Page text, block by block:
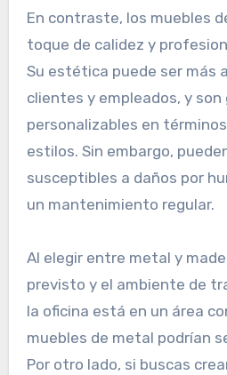
En contraste, los muebles
toque de calidez y
Su estética puede ser más
clientes y empleados, y
personalizables en
estilos. Sin embargo,
susceptibles a daños por
un mantenimiento regular.
Al elegir entre metal y
previsto y el ambiente de
la oficina está en un área
muebles de metal podrían
Por otro lado, si buscas